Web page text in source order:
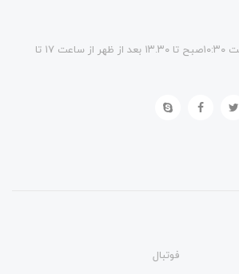
شنبه تا پنجشنبه، از ساعت ۱۰:۳۰صبح تا ۱۳.۳۰ بعد از ظهر از ساعت ۱۷ تا
فوتبال